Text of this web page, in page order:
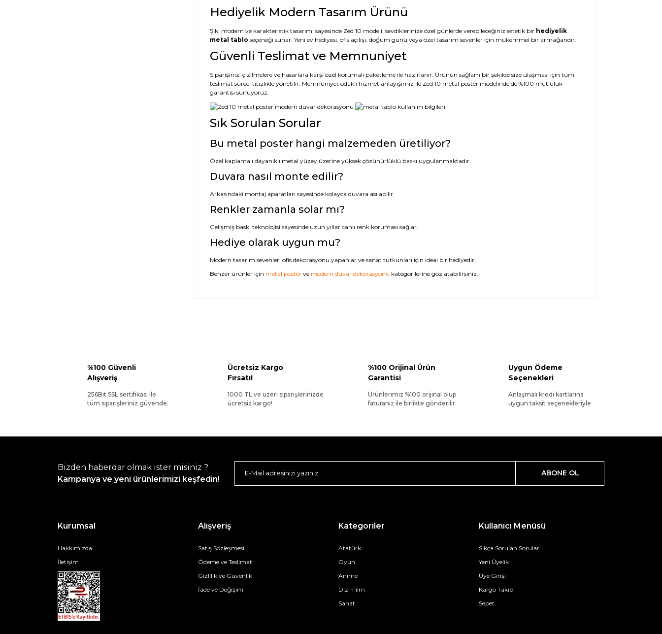
Hediyelik Modern Tasarım Ürünü
Şık, modern ve karakteristik tasarımı sayesinde Zed 10 modeli, sevdiklerinize özel günlerde verebileceğiniz estetik bir hediyelik
metal tablo seçeneği sunar. Yeni ev hediyesi, ofis açılışı, doğum günü veya özel tasarım sevenler için mükemmel bir armağandır.
Güvenli Teslimat ve Memnuniyet
Siparişiniz, çizilmelere ve hasarlara karşı özel korumalı paketleme ile hazırlanır. Ürünün sağlam bir şekilde size ulaşması için tüm
teslimat süreci titizlikle yönetilir. Memnuniyet odaklı hizmet anlayışımız ile Zed 10 metal poster modelinde de %100 mutluluk
garantisi sunuyoruz.
Sık Sorulan Sorular
Bu metal poster hangi malzemeden üretiliyor?
Özel kaplamalı dayanıklı metal yüzey üzerine yüksek çözünürlüklü baskı uygulanmaktadır.
Duvara nasıl monte edilir?
Arkasındaki montaj aparatları sayesinde kolayca duvara asılabilir.
Renkler zamanla solar mı?
Gelişmiş baskı teknolojisi sayesinde uzun yıllar canlı renk koruması sağlar.
Hediye olarak uygun mu?
Modern tasarım sevenler, ofis dekorasyonu yapanlar ve sanat tutkunları için ideal bir hediyedir.
Benzer ürünler için metal posterve modern duvar dekorasyonu kategorilerine göz atabilirsiniz.
%100 Güvenli
Alışveriş
256Bit SSL sertifikası ile
tüm siparişleriniz güvende.
Ücretsiz Kargo
Fırsatı!
1000 TL ve üzeri siparişlerinizde
ücretsiz kargo!
%100 Orijinal Ürün
Garantisi
Ürünlerimiz %100 orijinal olup
faturanız ile birlikte gönderilir.
Uygun Ödeme
Seçenekleri
Anlaşmalı kredi kartlarına
uygun taksit seçenekleriyle
Bizden haberdar olmak ister misiniz ?
Kampanya ve yeni ürünlerimizi keşfedin!
ABONE OL
Kurumsal
Hakkımızda
İletişim
Alışveriş
Satış Sözleşmesi
Ödeme ve Teslimat
Gizlilik ve Güvenlik
İade ve Değişim
Kategoriler
Atatürk
Oyun
Anime
Dizi-Film
Sanat
Kullanıcı Menüsü
Sıkça Sorulan Sorular
Yeni Üyelik
Üye Girişi
Kargo Takibi
Sepet